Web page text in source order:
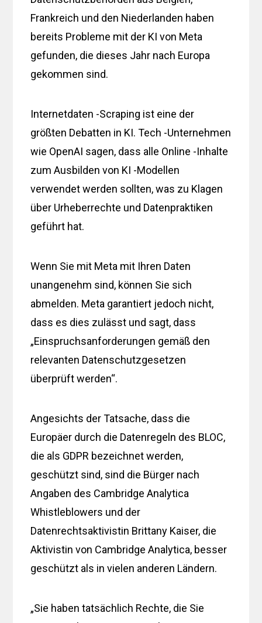
Frankreich und den Niederlanden haben
bereits Probleme mit der KI von Meta
gefunden, die dieses Jahr nach Europa
gekommen sind.
Internetdaten -Scraping ist eine der
größten Debatten in KI. Tech -Unternehmen
wie OpenAI sagen, dass alle Online -Inhalte
zum Ausbilden von KI -Modellen
verwendet werden sollten, was zu Klagen
über Urheberrechte und Datenpraktiken
geführt hat.
Wenn Sie mit Meta mit Ihren Daten
unangenehm sind, können Sie sich
abmelden. Meta garantiert jedoch nicht,
dass es dies zulässt und sagt, dass
„Einspruchsanforderungen gemäß den
relevanten Datenschutzgesetzen
überprüft werden“.
Angesichts der Tatsache, dass die
Europäer durch die Datenregeln des BLOC,
die als GDPR bezeichnet werden,
geschützt sind, sind die Bürger nach
Angaben des Cambridge Analytica
Whistleblowers und der
Datenrechtsaktivistin Brittany Kaiser, die
Aktivistin von Cambridge Analytica, besser
geschützt als in vielen anderen Ländern.
„Sie haben tatsächlich Rechte, die Sie